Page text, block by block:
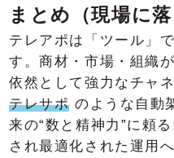
まとめ（現場に落
テレアポは「ツール」
す。商材・市場・組織
依然として強力なチャ
テレサポ のような自動
来の“数と精神力”に頼
され最適化された運用